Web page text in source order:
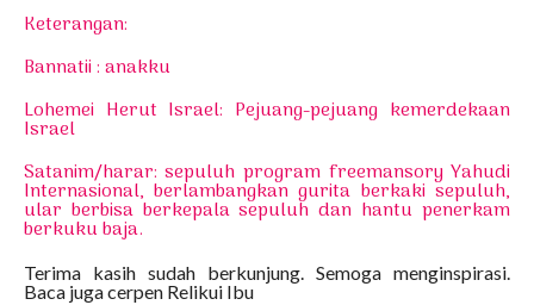
Keterangan:
Bannatii : anakku
Lohemei Herut Israel: Pejuang-pejuang kemerdekaan
Israel
Satanim/harar: sepuluh program freemansory Yahudi
Internasional, berlambangkan gurita berkaki sepuluh,
ular berbisa berkepala sepuluh dan hantu penerkam
berkuku baja.
Terima kasih sudah berkunjung. Semoga menginspirasi.
Baca juga cerpen Relikui Ibu